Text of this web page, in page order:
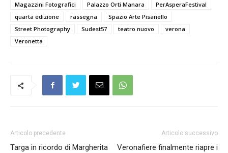
Magazzini Fotografici Palazzo Orti Manara
PerAsperaFestival
quarta edizione
rassegna
Spazio Arte Pisanello
Street Photography
Sudest57 teatro nuovo
verona
Veronetta
Articolo precedente
Targa in ricordo di Margherita
Articolo successivo
Veronafiere finalmente riapre i